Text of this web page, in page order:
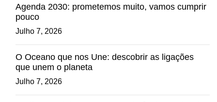
Agenda 2030: prometemos muito, vamos cumprir
pouco
Julho 7, 2026
O Oceano que nos Une: descobrir as ligações
que unem o planeta
Julho 7, 2026